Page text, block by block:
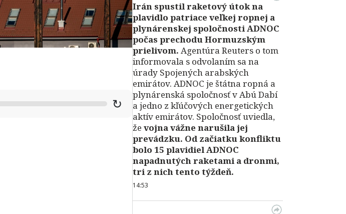
↻
Irán spustil raketový útok na
plavidlo patriace veľkej ropnej a
plynárenskej spoločnosti ADNOC
počas prechodu Hormuzským
prielivom. Agentúra Reuters o tom
informovala s odvolaním sa na
úrady Spojených arabských
emirátov. ADNOC je štátna ropná a
plynárenská spoločnosť v Abú Dabí
a jedno z kľúčových energetických
aktív emirátov. Spoločnosť uviedla,
že vojna vážne narušila jej
prevádzku. Od začiatku konfliktu
bolo 15 plavidiel ADNOC
napadnutých raketami a dronmi,
tri z nich tento týždeň.
14:53